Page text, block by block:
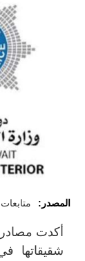
المصدر:
أكدت مصادر
شقيقاتها